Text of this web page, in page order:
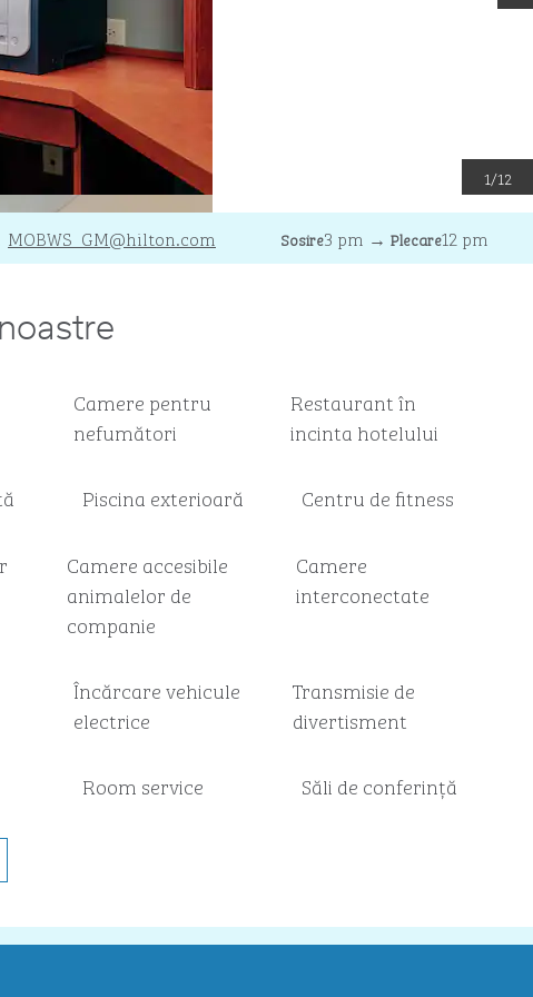
1/12
MOBWS_GM@hilton.com Sosire3 pm → Plecare12 pm
Camere pentru
nefumători
Restaurant în
incinta hotelului
Piscina exterioară Centru de fitness
Camere accesibile
animalelor de
companie
Camere
interconectate
Încărcare vehicule
electrice
Transmisie de
divertisment
Room service Săli de conferință